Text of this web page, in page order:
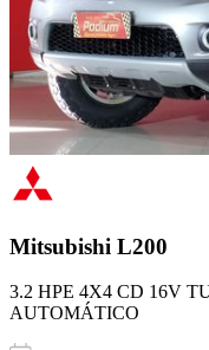
Mitsubishi L200
3.2 HPE 4X4 CD 16V
AUTOMÁTICO